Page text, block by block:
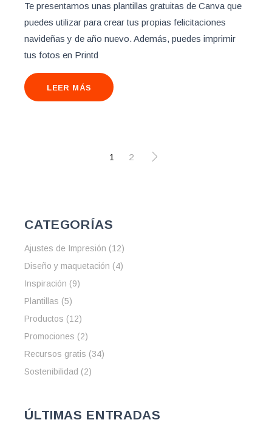
Te presentamos unas plantillas gratuitas de Canva que
puedes utilizar para crear tus propias felicitaciones
navideñas y de año nuevo. Además, puedes imprimir
tus fotos en Printd
LEER MÁS
1 2
CATEGORÍAS
Ajustes de Impresión (12)
Diseño y maquetación (4)
Inspiración (9)
Plantillas (5)
Productos (12)
Promociones (2)
Recursos gratis (34)
Sostenibilidad (2)
ÚLTIMAS ENTRADAS